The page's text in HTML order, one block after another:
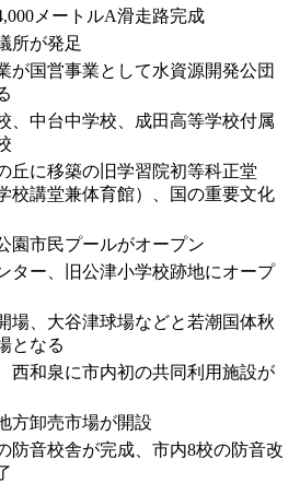
メートルA滑走路完成
所が発足
が国営事業として水資源開発公団
、中台中学校、成田高等学校付属
丘に移築の旧学習院初等科正堂
校講堂兼体育館）、国の重要文化
園市民プールがオープン
ター、旧公津小学校跡地にオープ
場、大谷津球場などと若潮国体秋
となる
西和泉に市内初の共同利用施設が
方卸売市場が開設
防音校舎が完成、市内8校の防音改